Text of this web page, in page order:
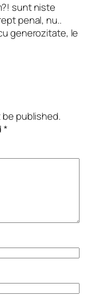
sunt niste
penal, nu..
generozitate, le
be published.
*